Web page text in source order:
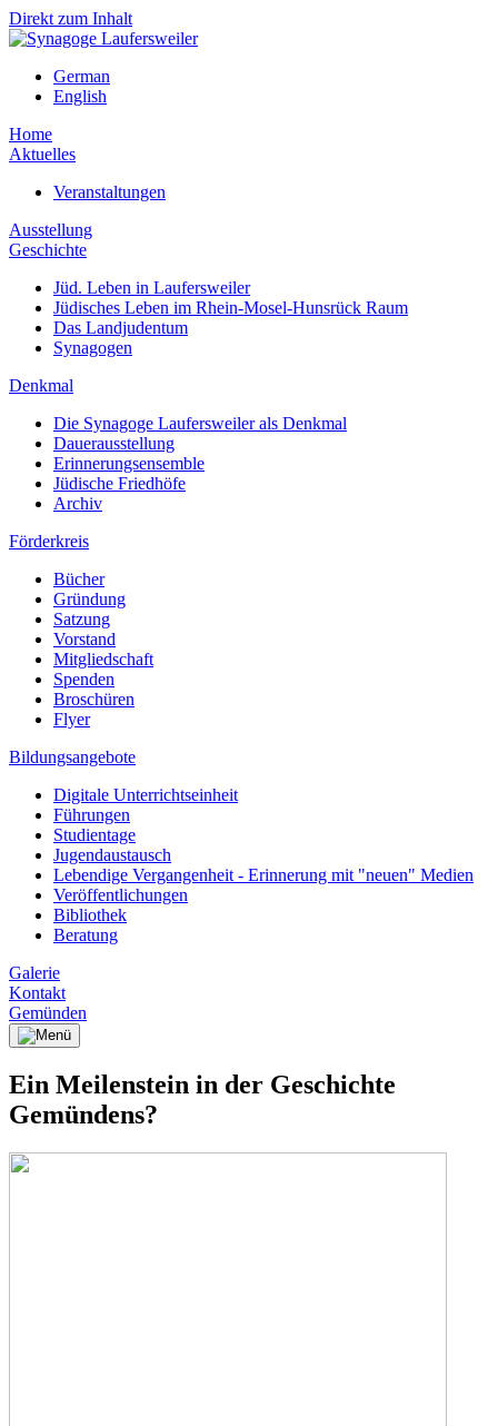
Direkt zum Inhalt
German
English
Home
Aktuelles
Veranstaltungen
Ausstellung
Geschichte
Jüd. Leben in Laufersweiler
Jüdisches Leben im Rhein-Mosel-Hunsrück Raum
Das Landjudentum
Synagogen
Denkmal
Die Synagoge Laufersweiler als Denkmal
Dauerausstellung
Erinnerungsensemble
Jüdische Friedhöfe
Archiv
Förderkreis
Bücher
Gründung
Satzung
Vorstand
Mitgliedschaft
Spenden
Broschüren
Flyer
Bildungsangebote
Digitale Unterrichtseinheit
Führungen
Studientage
Jugendaustausch
Lebendige Vergangenheit - Erinnerung mit "neuen" Medien
Veröffentlichungen
Bibliothek
Beratung
Galerie
Kontakt
Gemünden
Ein Meilenstein in der Geschichte
Gemündens?